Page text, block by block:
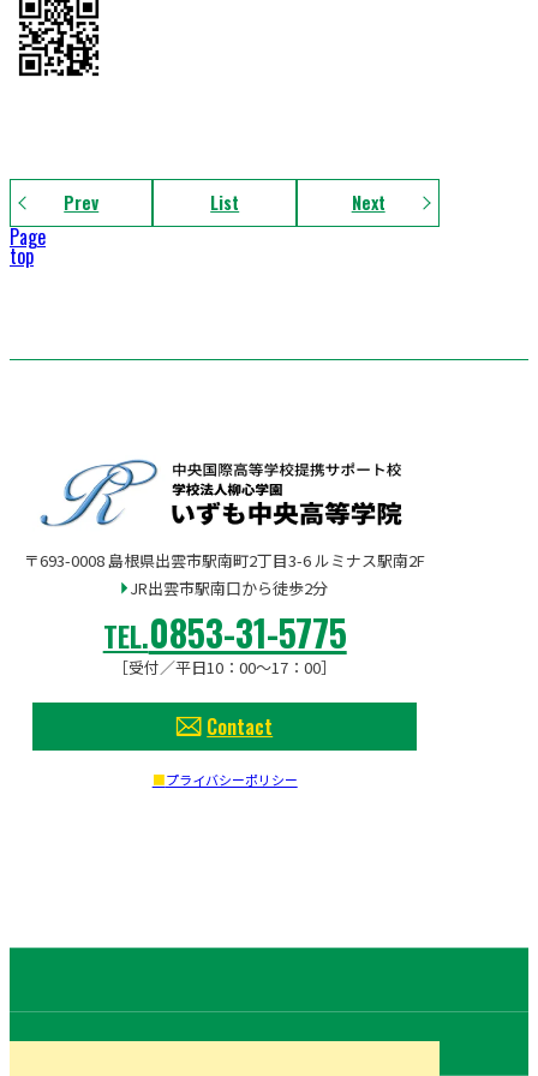
Prev List Next
Page
top
〒693-0008 島根県出雲市駅南町2丁目3-6 ルミナス駅南2F
JR出雲市駅南口から徒歩2分
TEL.0853-31-5775
［受付／平日10：00〜17：00］
Contact
プライバシーポリシー